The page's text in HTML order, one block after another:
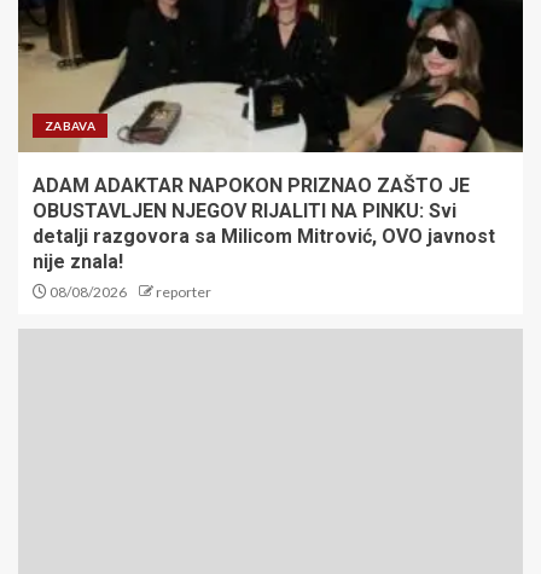
3
saopštenjem
4
Radomir Koković produžio
ugovor sa Železničarom:
Verujem u put kojim idemo
ZABAVA
ADAM ADAKTAR NAPOKON PRIZNAO ZAŠTO JE
OBUSTAVLJEN NJEGOV RIJALITI NA PINKU: Svi
detalji razgovora sa Milicom Mitrović, OVO javnost
nije znala!
08/08/2026 reporter